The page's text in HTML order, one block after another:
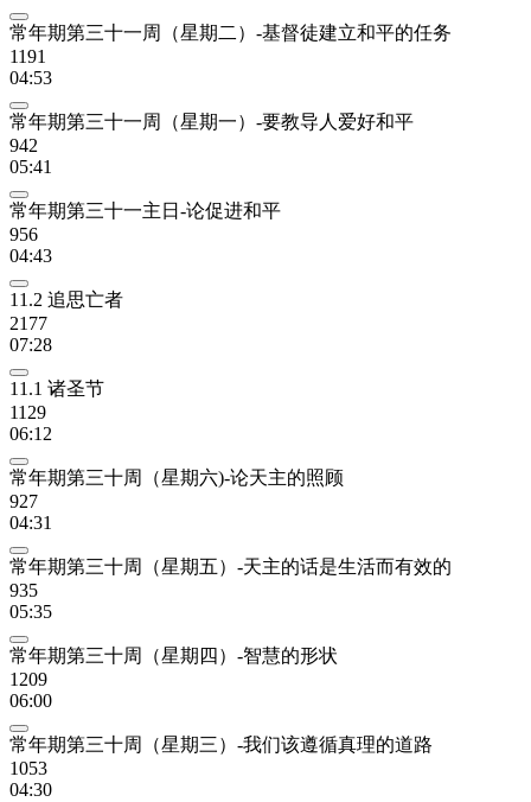
常年期第三十一周（星期二）-基督徒建立和平的任务
1191
04:53
常年期第三十一周（星期一）-要教导人爱好和平
942
05:41
常年期第三十一主日-论促进和平
956
04:43
11.2 追思亡者
2177
07:28
11.1 诸圣节
1129
06:12
常年期第三十周（星期六)-论天主的照顾
927
04:31
常年期第三十周（星期五）-天主的话是生活而有效的
935
05:35
常年期第三十周（星期四）-智慧的形状
1209
06:00
常年期第三十周（星期三）-我们该遵循真理的道路
1053
04:30